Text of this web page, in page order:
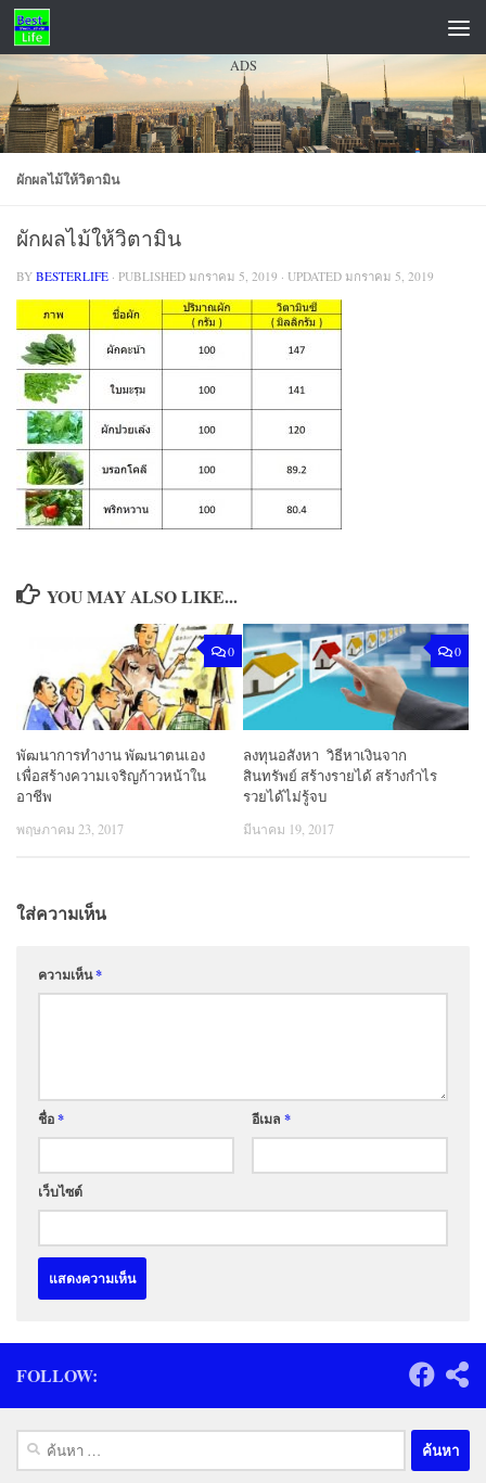
Skip to content
ADS
ผักผลไม้ให้วิตามิน
ผักผลไม้ให้วิตามิน
BY BESTERLIFE · PUBLISHED มกราคม 5, 2019 · UPDATED มกราคม 5, 2019
YOU MAY ALSO LIKE...
0
พัฒนาการทํางาน พัฒนาตนเอง
เพื่อสร้างความเจริญก้าวหน้าใน
อาชีพ
พฤษภาคม 23, 2017
0
ลงทุนอสังหา วิธีหาเงินจาก
สินทรัพย์ สร้างรายได้ สร้างกำไร
รวยได้ไม่รู้จบ
มีนาคม 19, 2017
ใส่ความเห็น
ความเห็น*
ชื่อ* อีเมล *
เว็บไซต์
FOLLOW:
ค้นหา
สำหรับ: